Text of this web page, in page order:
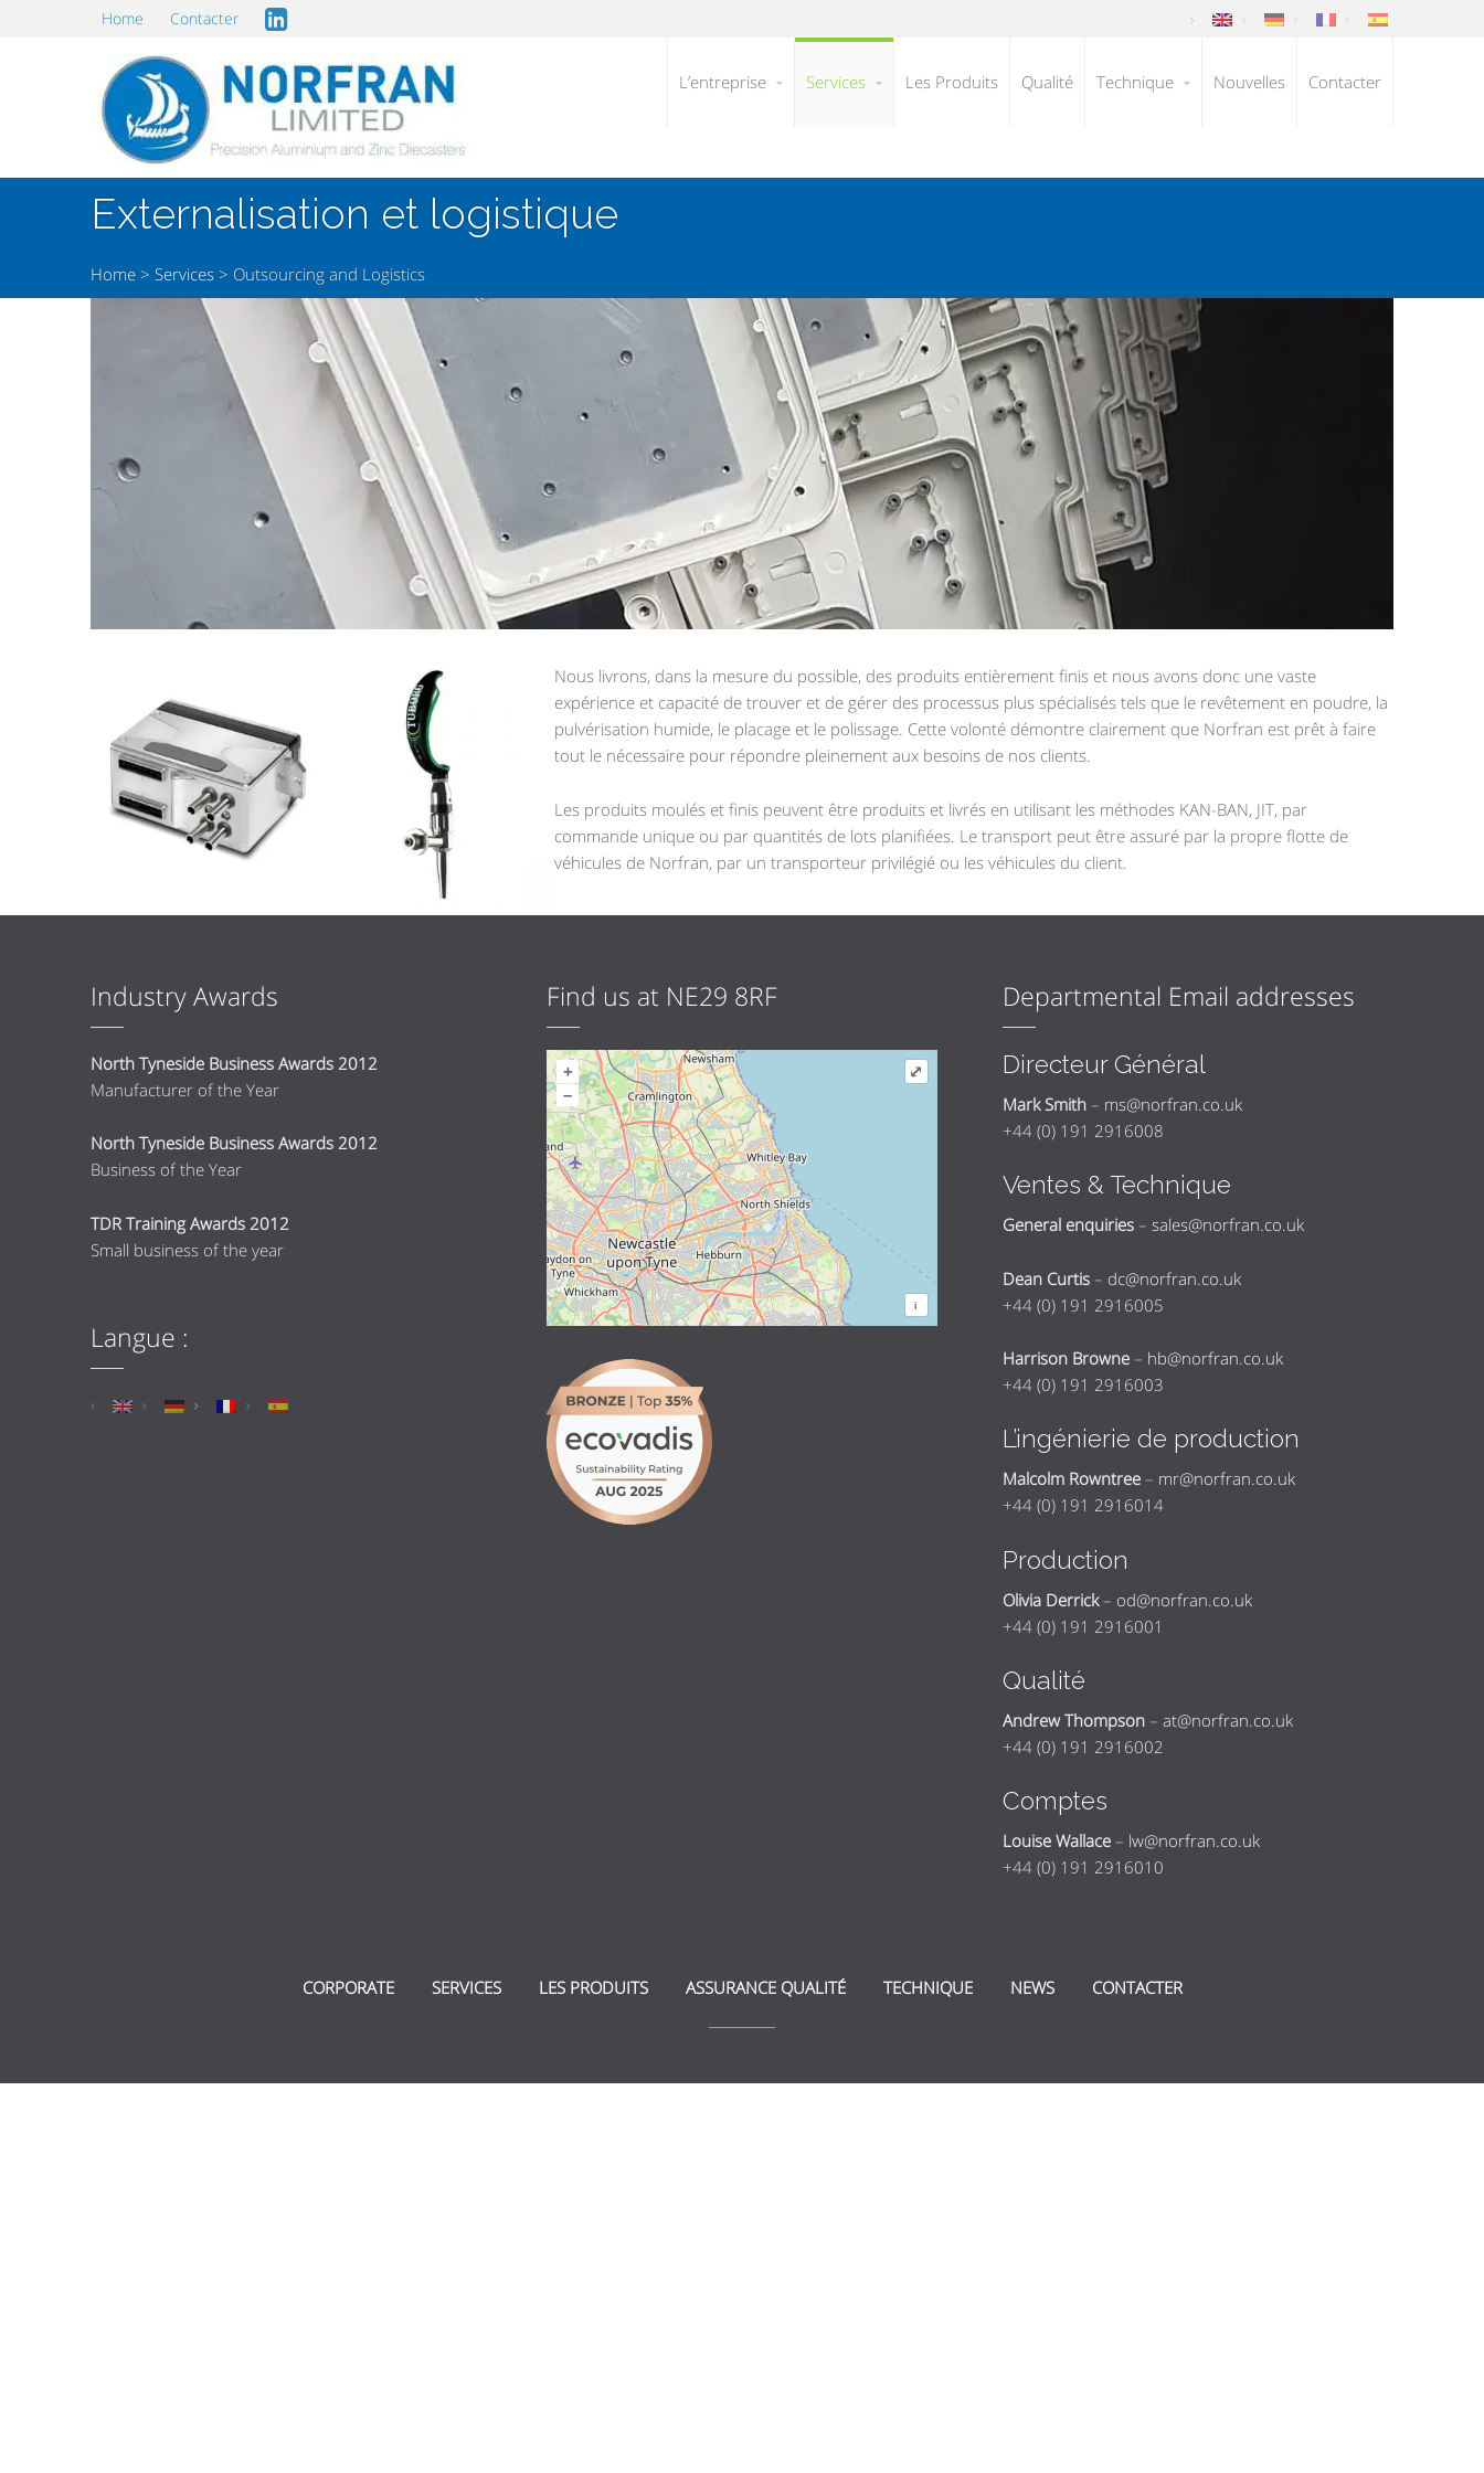
Home Contacter
L’entreprise Services Les Produits Qualité Technique Nouvelles Contacter
Externalisation et logistique
Home > Services > Outsourcing and Logistics
Nous livrons, dans la mesure du possible, des produits entièrement finis et nous avons donc une vaste
expérience et capacité de trouver et de gérer des processus plus spécialisés tels que le revêtement en poudre, la
pulvérisation humide, le placage et le polissage. Cette volonté démontre clairement que Norfran est prêt à faire
tout le nécessaire pour répondre pleinement aux besoins de nos clients.
Les produits moulés et finis peuvent être produits et livrés en utilisant les méthodes KAN-BAN, JIT, par
commande unique ou par quantités de lots planifiées. Le transport peut être assuré par la propre flotte de
véhicules de Norfran, par un transporteur privilégié ou les véhicules du client.
Industry Awards
North Tyneside Business Awards 2012
Manufacturer of the Year
North Tyneside Business Awards 2012
Business of the Year
TDR Training Awards 2012
Small business of the year
Langue :
Find us at NE29 8RF
+
–
i
⤢
Departmental Email addresses
Directeur Général
Mark Smith – ms@norfran.co.uk
+44 (0) 191 2916008
Ventes & Technique
General enquiries – sales@norfran.co.uk
Dean Curtis – dc@norfran.co.uk
+44 (0) 191 2916005
Harrison Browne – hb@norfran.co.uk
+44 (0) 191 2916003
L’ingénierie de production
Malcolm Rowntree – mr@norfran.co.uk
+44 (0) 191 2916014
Production
Olivia Derrick– od@norfran.co.uk
+44 (0) 191 2916001
Qualité
Andrew Thompson – at@norfran.co.uk
+44 (0) 191 2916002
Comptes
Louise Wallace – lw@norfran.co.uk
+44 (0) 191 2916010
CORPORATE SERVICES LES PRODUITS ASSURANCE QUALITÉ TECHNIQUE NEWS CONTACTER